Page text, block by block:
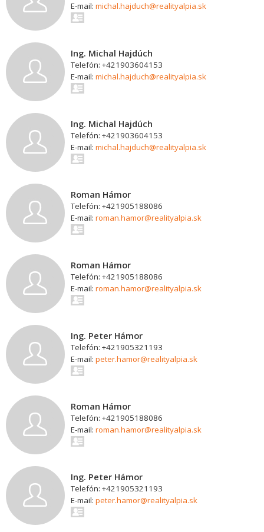
E-mail: michal.hajduch@realityalpia.sk
Ing. Michal Hajdúch
Telefón: +421903604153
E-mail: michal.hajduch@realityalpia.sk
Ing. Michal Hajdúch
Telefón: +421903604153
E-mail: michal.hajduch@realityalpia.sk
Roman Hámor
Telefón: +421905188086
E-mail: roman.hamor@realityalpia.sk
Roman Hámor
Telefón: +421905188086
E-mail: roman.hamor@realityalpia.sk
Ing. Peter Hámor
Telefón: +421905321193
E-mail: peter.hamor@realityalpia.sk
Roman Hámor
Telefón: +421905188086
E-mail: roman.hamor@realityalpia.sk
Ing. Peter Hámor
Telefón: +421905321193
E-mail: peter.hamor@realityalpia.sk